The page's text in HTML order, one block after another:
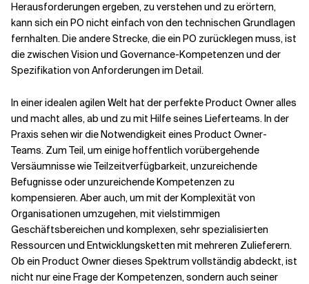
Verwandte Themen
Herausforderungen ergeben, zu verstehen und zu erörtern,
kann sich ein PO nicht einfach von den technischen Grundlagen
fernhalten. Die andere Strecke, die ein PO zurücklegen muss, ist
die zwischen Vision und Governance-Kompetenzen und der
Spezifikation von Anforderungen im Detail.
In einer idealen agilen Welt hat der perfekte Product Owner alles
und macht alles, ab und zu mit Hilfe seines Lieferteams. In der
Praxis sehen wir die Notwendigkeit eines Product Owner-
Teams. Zum Teil, um einige hoffentlich vorübergehende
Versäumnisse wie Teilzeitverfügbarkeit, unzureichende
Befugnisse oder unzureichende Kompetenzen zu
kompensieren. Aber auch, um mit der Komplexität von
Organisationen umzugehen, mit vielstimmigen
Geschäftsbereichen und komplexen, sehr spezialisierten
Ressourcen und Entwicklungsketten mit mehreren Zulieferern.
Ob ein Product Owner dieses Spektrum vollständig abdeckt, ist
nicht nur eine Frage der Kompetenzen, sondern auch seiner